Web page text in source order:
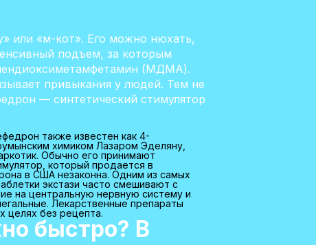
или «м-кот». Его можно нюхать,
подъем, за которым
(МДМА).
привыкания у людей. Тем не
— синтетический стимулятор
также известен как 4-
химиком Лазаром Эделяну,
Обычно его принимают
который продается в
в США незаконна. Одним из самых
экстази часто смешивают с
на центральную нервную систему и
Лекарственные препараты
целях без рецепта.
быстро? В